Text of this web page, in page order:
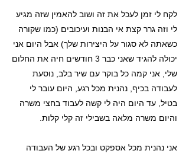
לקח לי זמן לעכל את זה ושוב להאמין שזה מגיע
לי וזה גרר קצת אי הבנות ועיכובים (כמו שקורה
כשאתה לא סגור על היצירות שלך) אבל היום אני
יכולה להגיד שאני כבר 3 חודשים חיה את החלום
שלי, אני קמה כל בוקר עם שיר בלב, נוסעת
לעבודה בכיף, נהנית מכל רגע, היום עובר לי
בטיל, עד היום היה לי קשה לעבוד בחצי משרה
והיום משרה מלאה בשבילי זה קלי קלות.
אני נהנית מכל אספקט ובכל רגע של העבודה